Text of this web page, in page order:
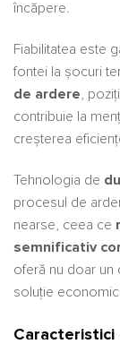
încăpere.
Fiabilitatea este
fontei la șocuri
de ardere ,
contribuie la
creșterea
Tehnologia de
procesul de
nearse, ceea ce
semnificativ
oferă nu doar un
soluție
Caracteristici